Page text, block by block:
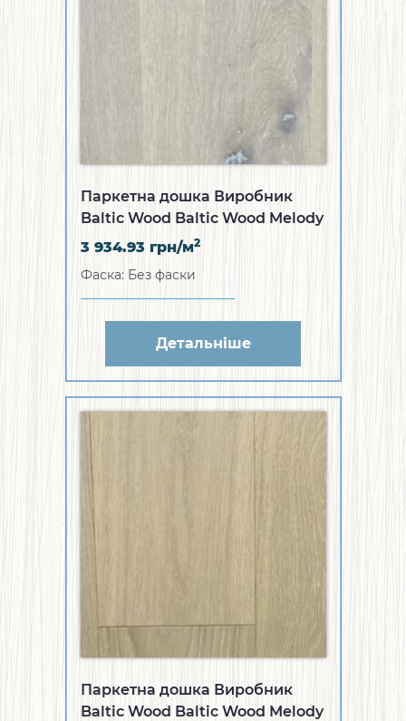
Паркетна дошка Виробник
Baltic Wood Baltic Wood Melody
Collection Дуб Unique Ivory &
3 934.93 грн/м2
Фаска: Без фаски
Детальніше
Паркетна дошка Виробник
Baltic Wood Baltic Wood Melody